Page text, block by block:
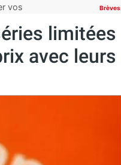
vos
Brèves
limitées
avec leurs